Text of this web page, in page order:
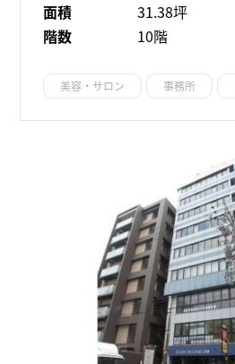
面積
31.38坪
階数
10階
美容・サロン 事務所